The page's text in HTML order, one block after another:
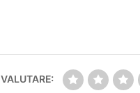
VALUTARE: